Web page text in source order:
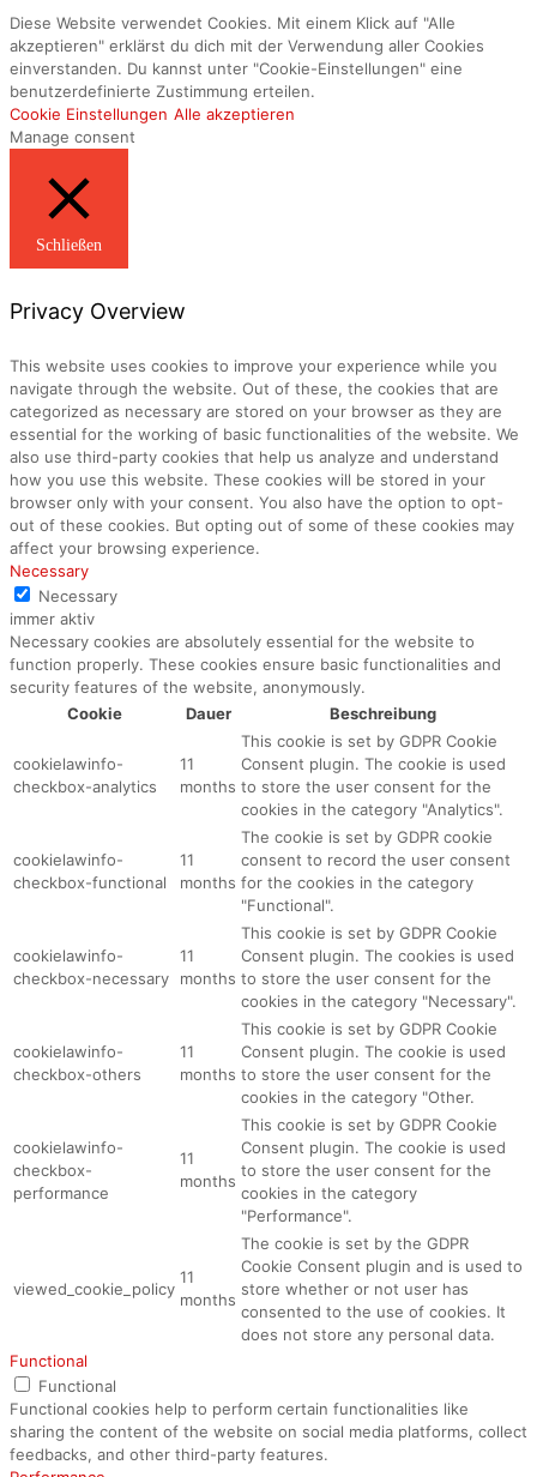
Diese Website verwendet Cookies. Mit einem Klick auf "Alle
akzeptieren" erklärst du dich mit der Verwendung aller Cookies
einverstanden. Du kannst unter "Cookie-Einstellungen" eine
benutzerdefinierte Zustimmung erteilen.
Cookie Einstellungen Alle akzeptieren
Manage consent
Schließen
Privacy Overview
This website uses cookies to improve your experience while you
navigate through the website. Out of these, the cookies that are
categorized as necessary are stored on your browser as they are
essential for the working of basic functionalities of the website. We
also use third-party cookies that help us analyze and understand
how you use this website. These cookies will be stored in your
browser only with your consent. You also have the option to opt-
out of these cookies. But opting out of some of these cookies may
affect your browsing experience.
Necessary
Necessary
immer aktiv
Necessary cookies are absolutely essential for the website to
function properly. These cookies ensure basic functionalities and
security features of the website, anonymously.
Cookie
Dauer Beschreibung
cookielawinfo-
checkbox-analytics
11
months
This cookie is set by GDPR Cookie
Consent plugin. The cookie is used
to store the user consent for the
cookies in the category "Analytics".
cookielawinfo-
checkbox-functional
11
months
The cookie is set by GDPR cookie
consent to record the user consent
for the cookies in the category
"Functional".
cookielawinfo-
checkbox-necessary
11
months
This cookie is set by GDPR Cookie
Consent plugin. The cookies is used
to store the user consent for the
cookies in the category "Necessary".
cookielawinfo-
checkbox-others
11
months
This cookie is set by GDPR Cookie
Consent plugin. The cookie is used
to store the user consent for the
cookies in the category "Other.
cookielawinfo-
checkbox-
performance
11
months
This cookie is set by GDPR Cookie
Consent plugin. The cookie is used
to store the user consent for the
cookies in the category
"Performance".
viewed_cookie_policy
11
months
The cookie is set by the GDPR
Cookie Consent plugin and is used to
store whether or not user has
consented to the use of cookies. It
does not store any personal data.
Functional
Functional
Functional cookies help to perform certain functionalities like
sharing the content of the website on social media platforms, collect
feedbacks, and other third-party features.